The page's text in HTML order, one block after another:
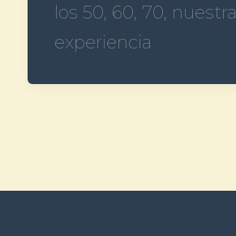
los 50, 60, 70, nuestra
experiencia